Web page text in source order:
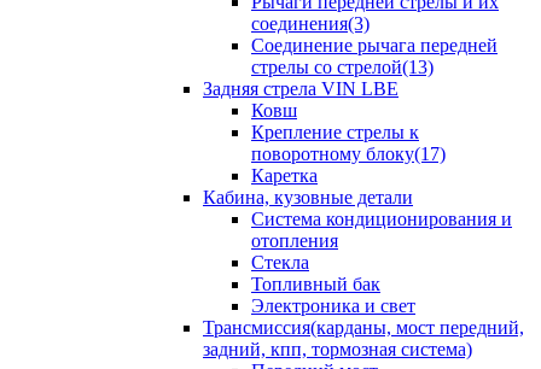
соединения(3)
Соединение рычага передней
стрелы со стрелой(13)
Задняя стрела VIN LBE
Ковш
Крепление стрелы к
поворотному блоку(17)
Каретка
Кабина, кузовные детали
Система кондиционирования и
отопления
Стекла
Топливный бак
Электроника и свет
Трансмиссия(карданы, мост передний,
задний, кпп, тормозная система)